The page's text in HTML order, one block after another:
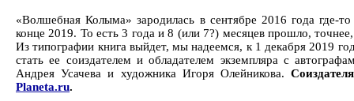
«Волшебная Колыма» зародилась в сентябре 2016 года
конце 2019. То есть 3 года и 8 (или 7?) месяцев прошло,
Из типографии книга выйдет, мы надеемся, к 1 декабря 2019
стать ее соиздателем и обладателем экземпляра с
Андрея Усачева и художника Игоря Олейникова.
Planeta.ru.